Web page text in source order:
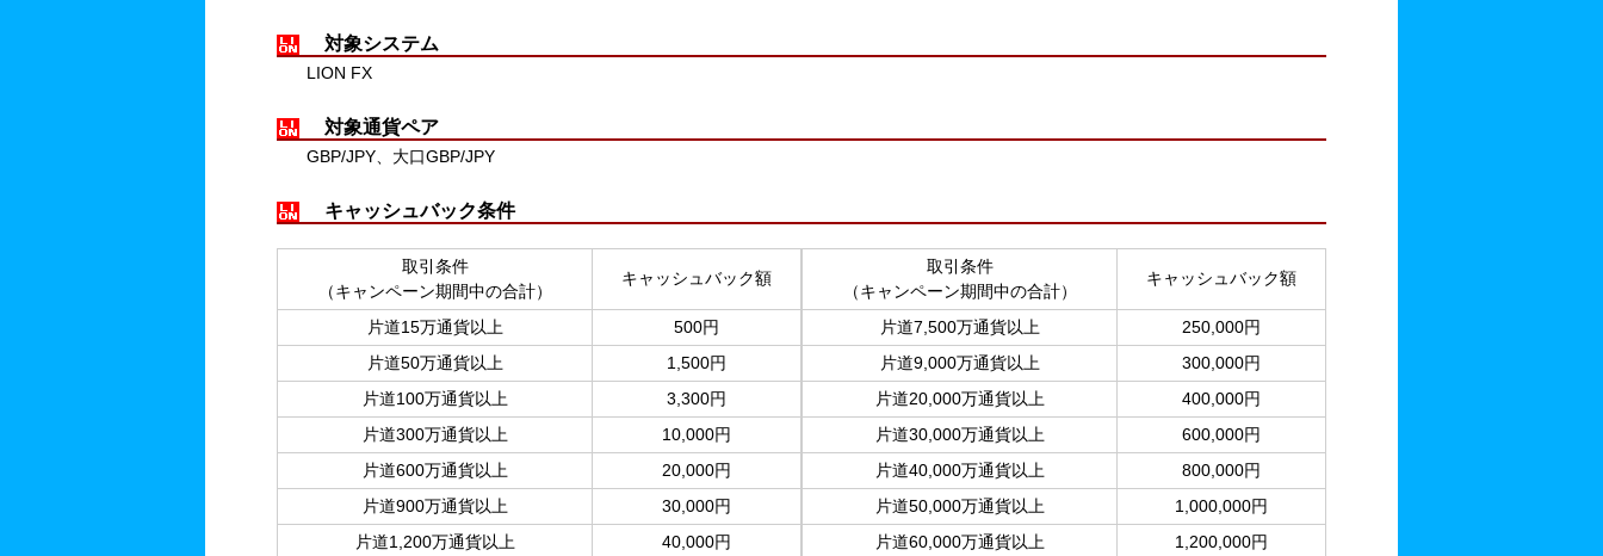
対象システム
LION FX
対象通貨ペア
GBP/JPY、大口GBP/JPY
キャッシュバック条件
取引条件
（キャンペーン期間中の合計）
キャッシュバック額
片道15万通貨以上
500円
片道50万通貨以上
1,500円
片道100万通貨以上
3,300円
片道300万通貨以上
10,000円
片道600万通貨以上
20,000円
片道900万通貨以上
30,000円
片道1,200万通貨以上
40,000円
取引条件
（キャンペーン期間中の合計）
キャッシュバック額
片道7,500万通貨以上
250,000円
片道9,000万通貨以上
300,000円
片道20,000万通貨以上
400,000円
片道30,000万通貨以上
600,000円
片道40,000万通貨以上
800,000円
片道50,000万通貨以上
1,000,000円
片道60,000万通貨以上
1,200,000円